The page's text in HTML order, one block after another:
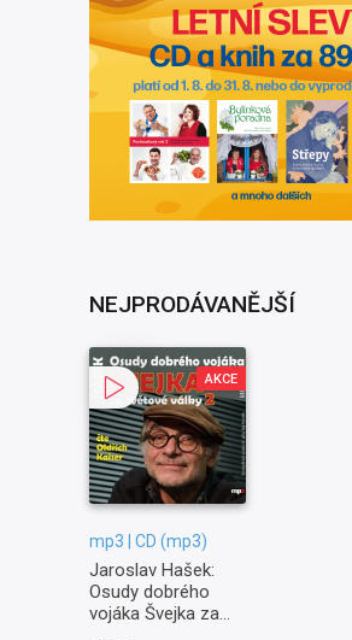
NEJPRODÁVANĚJŠÍ
AKCE
mp3 | CD (mp3)
Jaroslav Hašek:
Osudy dobrého
vojáka Švejka za